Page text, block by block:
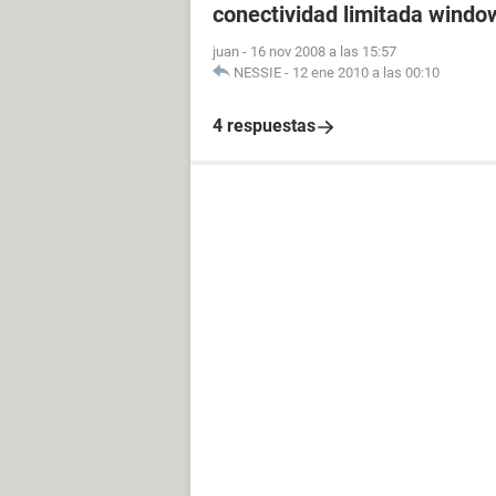
conectividad limitada
juan - 16 nov 2008 a las 15:57
NESSIE - 12 ene 2010 a las 00:10
4 respuestas